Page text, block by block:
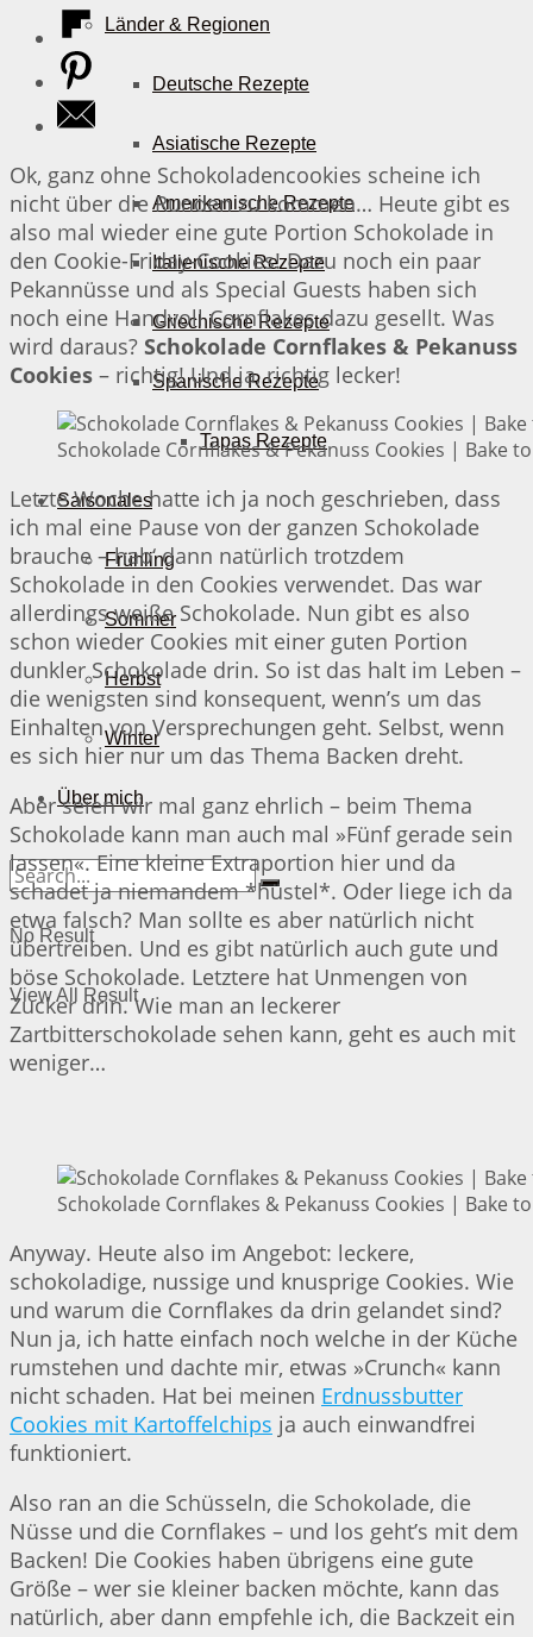
Länder & Regionen
Deutsche Rezepte
Asiatische Rezepte
Amerikanische Rezepte
Italienische Rezepte
Griechische Rezepte
Spanische Rezepte
Tapas Rezepte
Saisonales
Frühling
Sommer
Herbst
Winter
Über mich
No Result
View All Result
Ok, ganz ohne Schokoladencookies scheine ich
nicht über die Runden zu kommen… Heute gibt es
also mal wieder eine gute Portion Schokolade in
den Cookie-Friday-Cookies! Dazu noch ein paar
Pekannüsse und als Special Guests haben sich
noch eine Handvoll Cornflakes dazu gesellt. Was
wird daraus? Schokolade Cornflakes & Pekanuss
Cookies – richtig! Und ja, richtig lecker!
Schokolade Cornflakes & Pekanuss Cookies | Bake
Letzte Woche hatte ich ja noch geschrieben, dass
ich mal eine Pause von der ganzen Schokolade
brauche – hab‘ dann natürlich trotzdem
Schokolade in den Cookies verwendet. Das war
allerdings weiße Schokolade. Nun gibt es also
schon wieder Cookies mit einer guten Portion
dunkler Schokolade drin. So ist das halt im Leben –
die wenigsten sind konsequent, wenn’s um das
Einhalten von Versprechungen geht. Selbst, wenn
es sich hier nur um das Thema Backen dreht.
Aber seien wir mal ganz ehrlich – beim Thema
Schokolade kann man auch mal »Fünf gerade sein
lassen«. Eine kleine Extraportion hier und da
schadet ja niemandem *hüstel*. Oder liege ich da
etwa falsch? Man sollte es aber natürlich nicht
übertreiben. Und es gibt natürlich auch gute und
böse Schokolade. Letztere hat Unmengen von
Zucker drin. Wie man an leckerer
Zartbitterschokolade sehen kann, geht es auch mit
weniger…
Schokolade Cornflakes & Pekanuss Cookies | Bake
Anyway. Heute also im Angebot: leckere,
schokoladige, nussige und knusprige Cookies. Wie
und warum die Cornflakes da drin gelandet sind?
Nun ja, ich hatte einfach noch welche in der Küche
rumstehen und dachte mir, etwas »Crunch« kann
nicht schaden. Hat bei meinen Erdnussbutter
Cookies mit Kartoffelchips ja auch einwandfrei
funktioniert.
Also ran an die Schüsseln, die Schokolade, die
Nüsse und die Cornflakes – und los geht’s mit dem
Backen! Die Cookies haben übrigens eine gute
Größe – wer sie kleiner backen möchte, kann das
natürlich, aber dann empfehle ich, die Backzeit ein